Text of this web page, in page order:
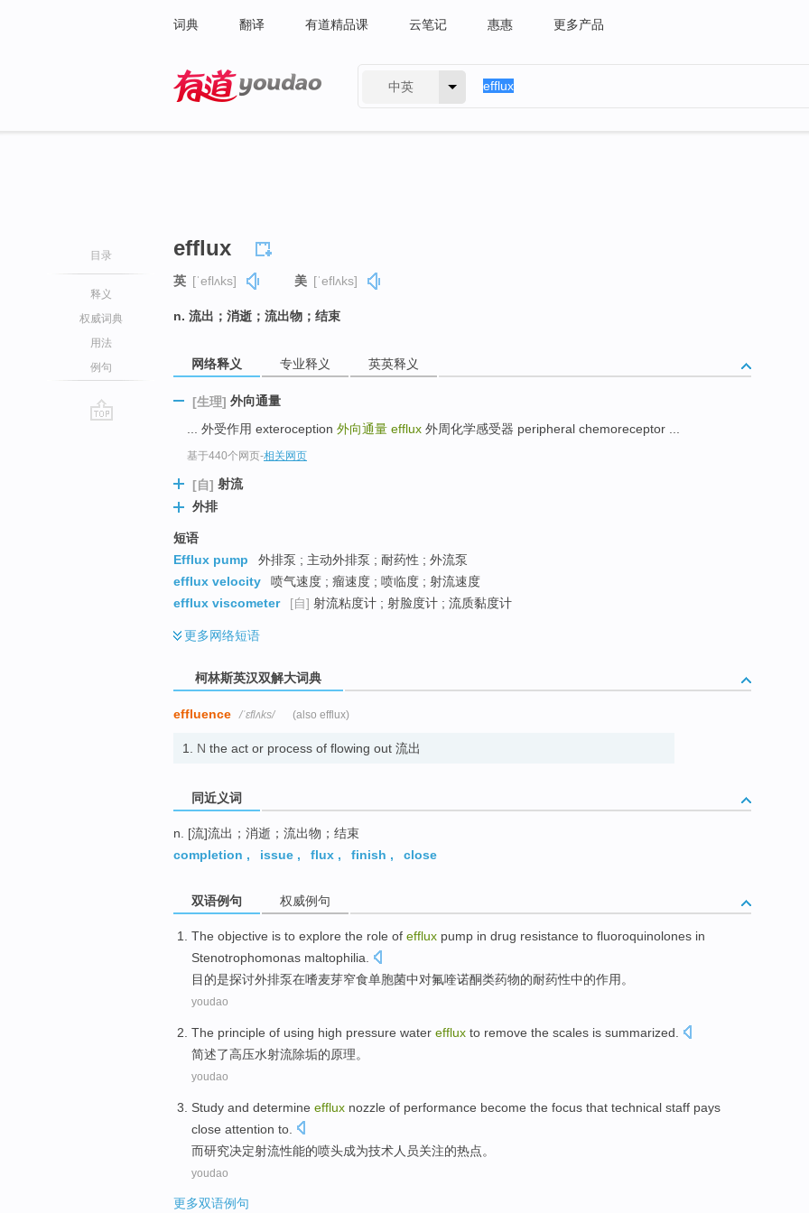
词典 翻译 有道精品课 云笔记 惠惠 更多产品
中英
目录
释义
权威词典
用法
例句
efflux
英 [ˈeflʌks] 美 [ˈeflʌks]
n. 流出；消逝；流出物；结束
网络释义 专业释义 英英释义
[生理] 外向通量
... 外受作用 exteroception 外向通量 efflux 外周化学感受器 peripheral chemoreceptor ...
基于440个网页-相关网页
[自] 射流
外排
短语
Efflux pump
外排泵 ; 主动外排泵 ; 耐药性 ; 外流泵
efflux velocity
喷气速度 ; 瘤速度 ; 喷临度 ; 射流速度
efflux viscometer
[自] 射流粘度计 ; 射脸度计 ; 流质黏度计
更多网络短语
柯林斯英汉双解大词典
effluence /ˈɛflʌks/ (also efflux)
1. N the act or process of flowing out 流出
同近义词
n. [流]流出；消逝；流出物；结束
completion , issue , flux , finish , close
双语例句 权威例句
The objective is to explore the role of efflux pump in drug resistance to fluoroquinolones in
Stenotrophomonas maltophilia
目的是探讨外排泵在嗜麦芽窄食单胞菌中对氟喹诺酮类药物的耐药性中的作用。
youdao
The principle of using high pressure water efflux to remove the scales is summarized
简述了高压水射流除垢的原理。
youdao
Study and determine efflux nozzle of performance become the focus that technical staff pays
close attention to.
而研究决定射流性能的喷头成为技术人员关注的热点。
youdao
更多双语例句